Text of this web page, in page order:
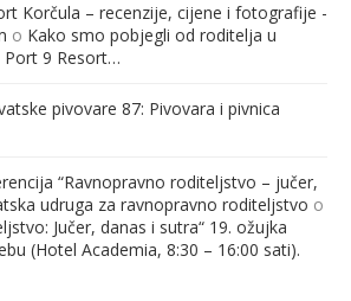
Korčula – recenzije, cijene i fotografije -
o Kako smo pobjegli od roditelja u
Port 9 Resort…
pivovare 87: Pivovara i pivnica
“Ravnopravno roditeljstvo – jučer,
udruga za ravnopravno roditeljstvo o
Jučer, danas i sutra“ 19. ožujka
(Hotel Academia, 8:30 – 16:00 sati).